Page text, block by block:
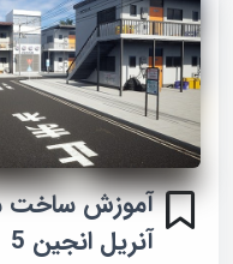
آموزش ساخت
آنریل انجین 5